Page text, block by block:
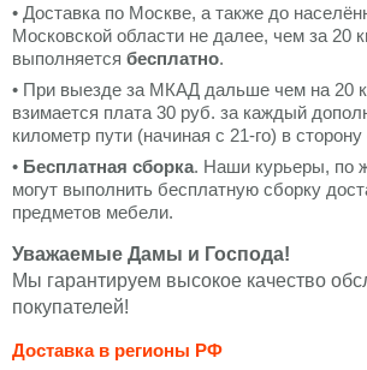
• Доставка по Москве, а также до
Московской области не далее, чем за 20
выполняется бесплатно.
• При выезде за МКАД дальше чем на 20
взимается плата 30 руб. за каждый
километр пути (начиная с 21-го) в сторону
• Бесплатная сборка. Наши курьеры, по
могут выполнить бесплатную сборку
предметов мебели.
Уважаемые Дамы и Господа!
Мы гарантируем высокое качество
покупателей!
Доставка в регионы РФ